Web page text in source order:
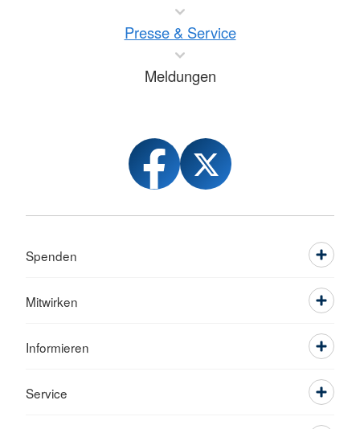
Presse & Service
Meldungen
Spenden
Mitwirken
Informieren
Service